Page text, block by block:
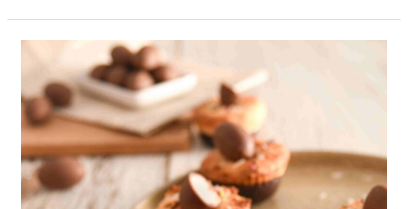
la
noix
de
coco
pour